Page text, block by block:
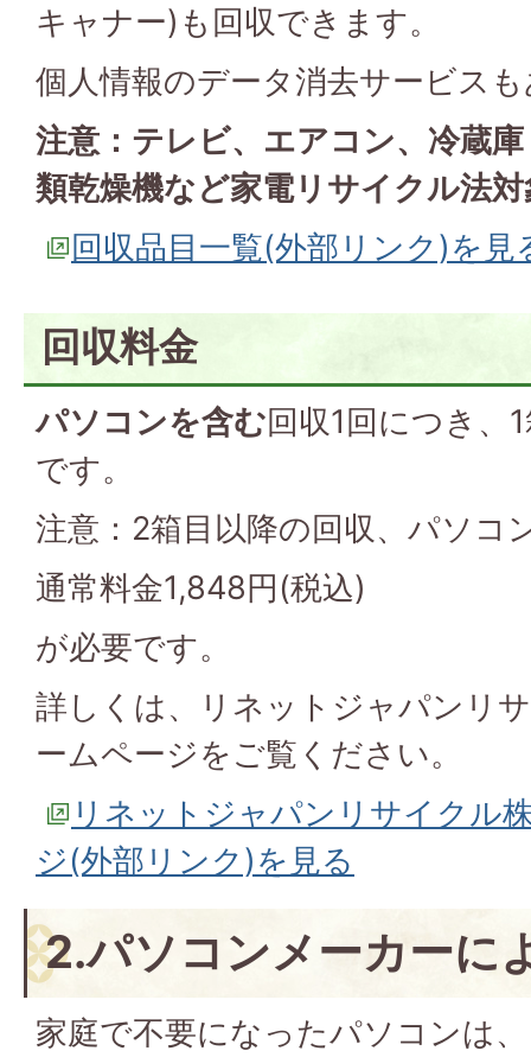
キャナー)も回収できます。
個人情報のデータ消去サービス
注意：テレビ、エアコン、冷蔵
類乾燥機など家電リサイクル法
回収品目一覧(外部リンク)を見
回収料金
パソコンを含む回収1回につき、
です。
注意：2箱目以降の回収、パソコ
通常料金1,848円(税込)
が必要です。
詳しくは、リネットジャパンリ
ームページをご覧ください。
リネットジャパンリサイクル
ジ(外部リンク)を見る
2.パソコンメーカーに
家庭で不要になったパソコンは